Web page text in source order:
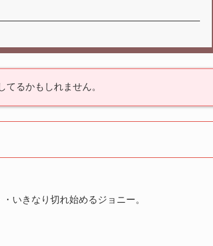
るかもしれません。
いきなり切れ始めるジョニー。